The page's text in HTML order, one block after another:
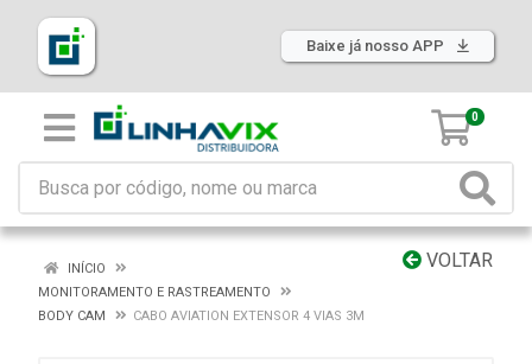
Baixe já nosso APP
0
VOLTAR
INÍCIO
MONITORAMENTO E RASTREAMENTO
BODY CAM
CABO AVIATION EXTENSOR 4 VIAS 3M